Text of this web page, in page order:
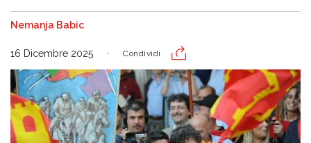
Nemanja Babic
16 Dicembre 2025 Condividi